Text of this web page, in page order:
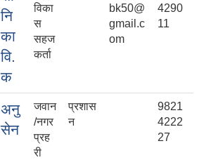
नि
का
वि.
क
विका
स
सहज
कर्ता
bk50@
gmail.c
om
4290
11
अनु
सेन
जवान
/नगर
प्रह
री
प्रशास
न
9821
4222
27